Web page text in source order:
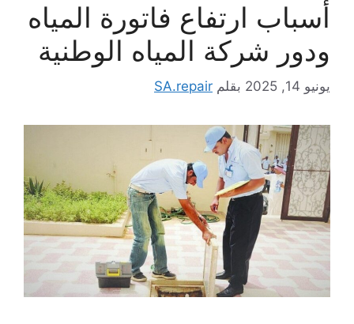
أسباب ارتفاع فاتورة المياه
ودور شركة المياه الوطنية
يونيو 14, 2025 بقلم SA.repair